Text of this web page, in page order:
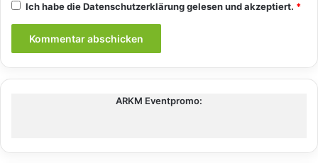
Ich habe dieDatenschutzerklärunggelesen und akzeptiert. *
ARKM Eventpromo: